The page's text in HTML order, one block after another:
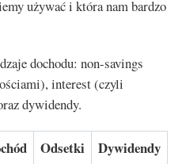
używać i która nam bardzo
dochodu: non-savings
interest (czyli
dywidendy.
Odsetki Dywidendy